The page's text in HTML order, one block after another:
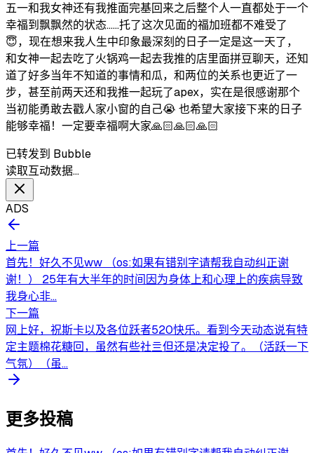
五一和我女神还有我推面完基回来之后整个人一直都处于一个
幸福到飘飘然的状态……托了这次见面的福加班都不难受了
😇，现在想来我人生中印象最深刻的日子一定是这一天了，
和女神一起去吃了火锅鸡一起去我推的店里面拼豆聊天，还知
道了好多当年不知道的事情和瓜，和两位的关系也更近了一
步，甚至前两天还和我推一起玩了apex，实在是很感谢那个
当初能勇敢去戳人家小窗的自己😭 也希望大家接下来的日子
能够幸福！一定要幸福啊大家🙏🏻🙏🏻🙏🏻
已转发到 Bubble
读取互动数据…
ADS
上一篇
首先！好久不见ww （os:如果有错别字请帮我自动纠正谢
谢！） 25年有大半年的时间因为身体上和心理上的疾病导致
我身心非...
下一篇
网上好，祝斯卡以及各位跃者520快乐。看到今天动态说有特
定主题棉花糖回，虽然有些社亖但还是决定投了。（活跃一下
气氛）（虽...
更多投稿